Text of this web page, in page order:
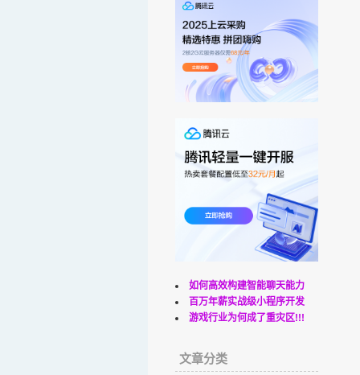
如何高效构建智能聊天能力
百万年薪实战级小程序开发
游戏行业为何成了重灾区!!!
文章分类